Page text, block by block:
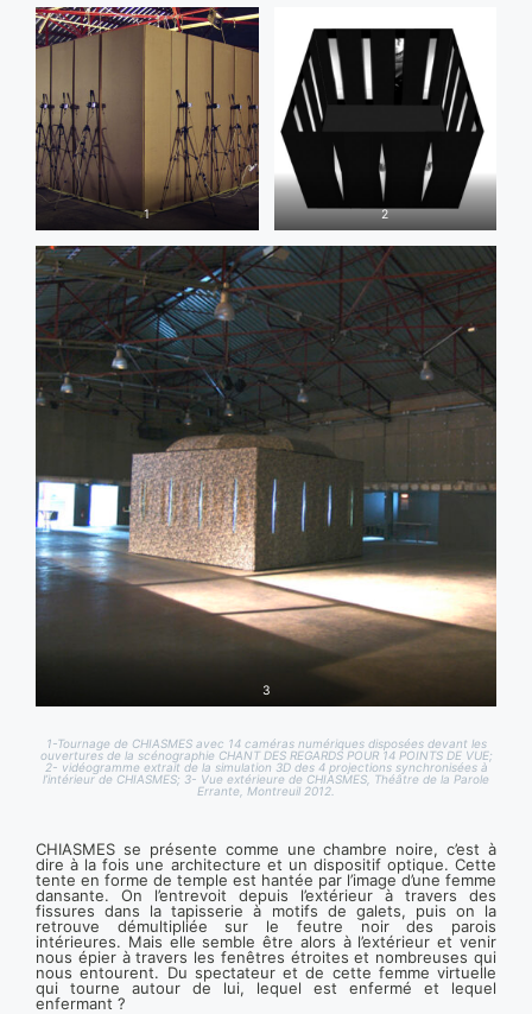
1 2
3
1-Tournage de CHIASMES avec 14 caméras numériques disposées devant les
ouvertures de la scénographie CHANT DES REGARDS POUR 14 POINTS DE VUE;
2- vidéogramme extrait de la simulation 3D des 4 projections synchronisées à
l’intérieur de CHIASMES; 3- Vue extérieure de CHIASMES, Théâtre de la Parole
Errante, Montreuil 2012.
CHIASMES se présente comme une chambre noire, c’est à
dire à la fois une architecture et un dispositif optique. Cette
tente en forme de temple est hantée par l’image d’une femme
dansante. On l’entrevoit depuis l’extérieur à travers des
fissures dans la tapisserie à motifs de galets, puis on la
retrouve démultipliée sur le feutre noir des parois
intérieures. Mais elle semble être alors à l’extérieur et venir
nous épier à travers les fenêtres étroites et nombreuses qui
nous entourent. Du spectateur et de cette femme virtuelle
qui tourne autour de lui, lequel est enfermé et lequel
enfermant ?